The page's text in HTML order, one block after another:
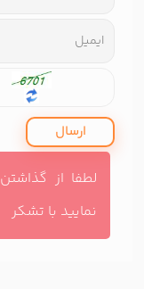
ارسال
لطفا از
نمایید با تشکر